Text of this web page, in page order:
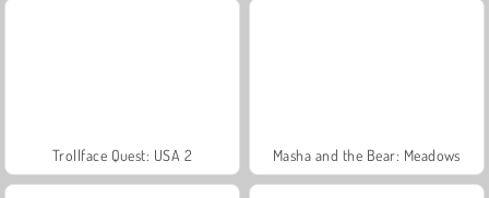
Trollface Quest: USA 2 Masha and the Bear: Meadows